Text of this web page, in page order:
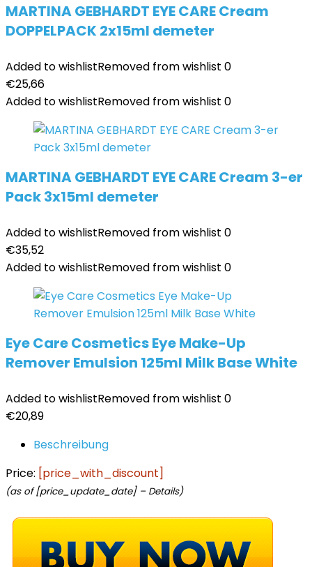
MARTINA GEBHARDT EYE CARE Cream
DOPPELPACK 2x15ml demeter
Added to wishlistRemoved from wishlist 0
€25,66
Added to wishlistRemoved from wishlist 0
MARTINA GEBHARDT EYE CARE Cream 3-er
Pack 3x15ml demeter
Added to wishlistRemoved from wishlist 0
€35,52
Added to wishlistRemoved from wishlist 0
Eye Care Cosmetics Eye Make-Up
Remover Emulsion 125ml Milk Base White
Added to wishlistRemoved from wishlist 0
€20,89
Beschreibung
Price: [price_with_discount]
(as of [price_update_date] – Details)